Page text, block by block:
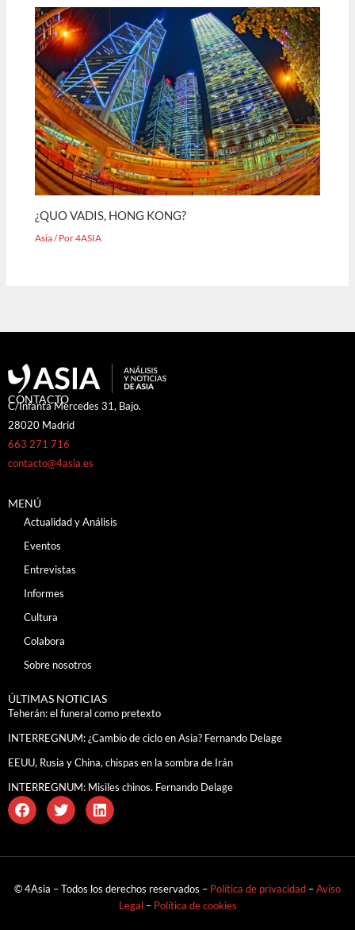
¿QUO VADIS, HONG KONG?
Asia/ Por4ASIA
CONTACTO
C/Infanta Mercedes 31, Bajo.
28020 Madrid
663 271 716
contacto@4asia.es
MENÚ
Actualidad y Análisis
Eventos
Entrevistas
Informes
Cultura
Colabora
Sobre nosotros
ÚLTIMAS NOTICIAS
Teherán: el funeral como pretexto
INTERREGNUM: ¿Cambio de ciclo en Asia? Fernando Delage
EEUU, Rusia y China, chispas en la sombra de Irán
INTERREGNUM: Misiles chinos. Fernando Delage
© 4Asia – Todos los derechos reservados – Política de privacidad –Aviso
Legal – Política de cookies